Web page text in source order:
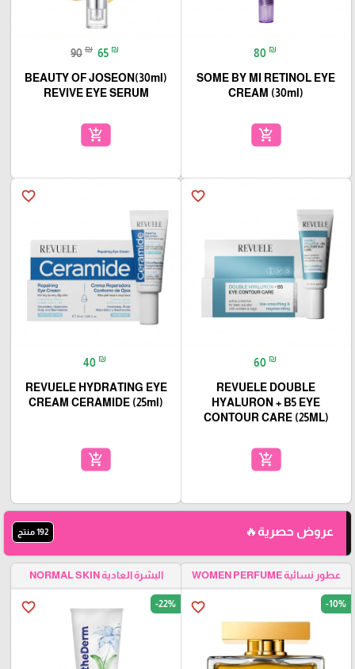
80 ₪
SOME BY MI RETINOL EYE
CREAM (30ml)
add_shopping_cart
90 ₪ 65 ₪
(30ml)BEAUTY OF JOSEON
REVIVE EYE SERUM
add_shopping_cart
favorite_border
60 ₪
REVUELE DOUBLE
HYALURON + B5 EYE
CONTOUR CARE (25ML)
add_shopping_cart
favorite_border
40 ₪
REVUELE HYDRATING EYE
CREAM CERAMIDE (25ml)
add_shopping_cart
عروض حصرية🔥 192 منتج
عطور نسائية WOMEN PERFUME
favorite_border -10%
البشرة العادية NORMAL SKIN
favorite_border -22%